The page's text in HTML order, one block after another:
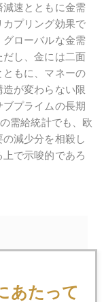
速とともに金需
プリング効果で
ローバルな金需
し、金には二面
もに、マネーの
が変わらない限
プライムの長期
需給統計でも、欧
減少分を相殺し
で示唆的であろ
11月 12月
あたって